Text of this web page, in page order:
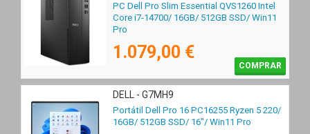
PC Dell Pro Slim Essential QVS1260 Intel
Core i7-14700/ 16GB/ 512GB SSD/ Win11
Pro
1.079,00 €
COMPRAR
DELL - G7MH9
Portátil Dell Pro 16 PC16255 Ryzen 5 220/
16GB/ 512GB SSD/ 16"/ Win11 Pro